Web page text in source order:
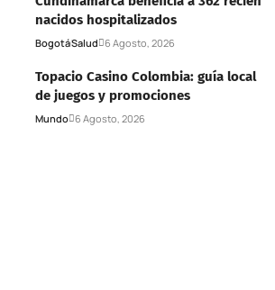
nacidos hospitalizados
BogotáSalud 6 Agosto, 2026
Topacio Casino Colombia: guía local
de juegos y promociones
Mundo 6 Agosto, 2026